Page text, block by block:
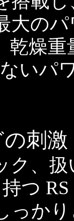
のパ
乾燥
ないパ
刺激
ク、
つ
っか